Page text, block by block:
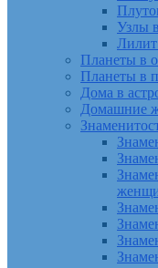
Узлы
Планеты в
Планеты в
Дома в
Домашние